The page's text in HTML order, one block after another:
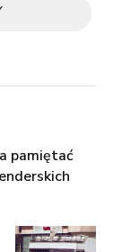
pamiętać